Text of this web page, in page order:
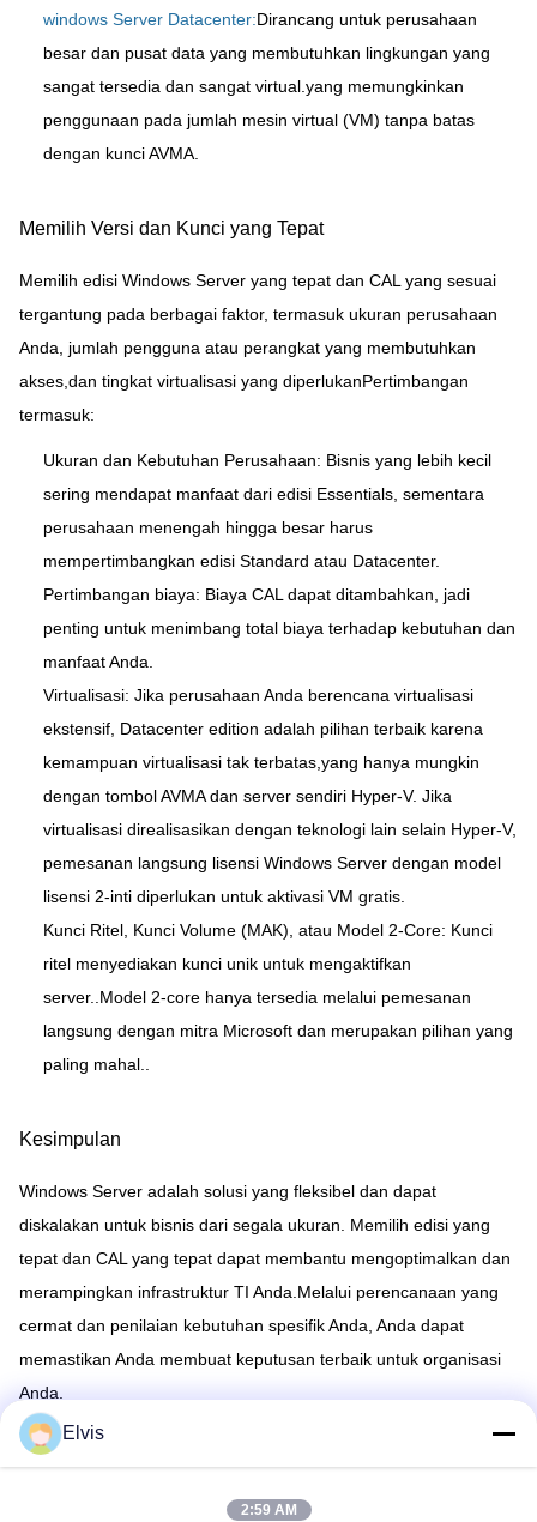
windows Server Datacenter:Dirancang untuk perusahaan
besar dan pusat data yang membutuhkan lingkungan yang
sangat tersedia dan sangat virtual.yang memungkinkan
penggunaan pada jumlah mesin virtual (VM) tanpa batas
dengan kunci AVMA.
Memilih Versi dan Kunci yang Tepat
Memilih edisi Windows Server yang tepat dan CAL yang sesuai
tergantung pada berbagai faktor, termasuk ukuran perusahaan
Anda, jumlah pengguna atau perangkat yang membutuhkan
akses,dan tingkat virtualisasi yang diperlukanPertimbangan
termasuk:
Ukuran dan Kebutuhan Perusahaan: Bisnis yang lebih kecil
sering mendapat manfaat dari edisi Essentials, sementara
perusahaan menengah hingga besar harus
mempertimbangkan edisi Standard atau Datacenter.
Pertimbangan biaya: Biaya CAL dapat ditambahkan, jadi
penting untuk menimbang total biaya terhadap kebutuhan dan
manfaat Anda.
Virtualisasi: Jika perusahaan Anda berencana virtualisasi
ekstensif, Datacenter edition adalah pilihan terbaik karena
kemampuan virtualisasi tak terbatas,yang hanya mungkin
dengan tombol AVMA dan server sendiri Hyper-V. Jika
virtualisasi direalisasikan dengan teknologi lain selain Hyper-V,
pemesanan langsung lisensi Windows Server dengan model
lisensi 2-inti diperlukan untuk aktivasi VM gratis.
Kunci Ritel, Kunci Volume (MAK), atau Model 2-Core: Kunci
ritel menyediakan kunci unik untuk mengaktifkan
server..Model 2-core hanya tersedia melalui pemesanan
langsung dengan mitra Microsoft dan merupakan pilihan yang
paling mahal..
Kesimpulan
Windows Server adalah solusi yang fleksibel dan dapat
diskalakan untuk bisnis dari segala ukuran. Memilih edisi yang
tepat dan CAL yang tepat dapat membantu mengoptimalkan dan
merampingkan infrastruktur TI Anda.Melalui perencanaan yang
cermat dan penilaian kebutuhan spesifik Anda, Anda dapat
memastikan Anda membuat keputusan terbaik untuk organisasi
Anda.
Recommended Products
Elvis
2:59 AM